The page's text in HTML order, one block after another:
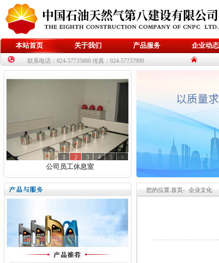
本站首页 关于我们 产品服务 企业动态
联系电话：024-57735888 传真：024-57737999
6
5
4
3
2
1
公司员工休息室
您的位置:首页- 企业文化